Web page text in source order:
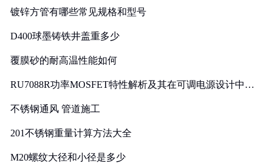
镀锌方管有哪些常见规格和型号
D400球墨铸铁井盖重多少
覆膜砂的耐高温性能如何
RU7088R功率MOSFET特性解析及其在可调电源设计中的
不锈钢通风 管道施工
201不锈钢重量计算方法大全
M20螺纹大径和小径是多少